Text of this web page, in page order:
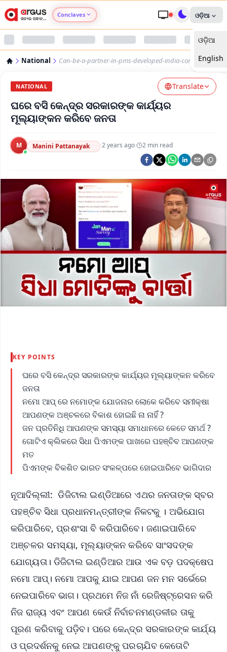
Conclaves
Argus Nari Shakti
Argus Health Connect
Argus Swaad Odisha
ଓଡ଼ିଆ
ଓଡ଼ିଆ
English
National Can-be-a-partner-in-pms-developed-india-concept
NATIONAL Translate
ଘରେ ବସି କେନ୍ଦ୍ର ସରକାରଙ୍କ କାର୍ଯ୍ୟର
ମୂଲ୍ୟାଙ୍କନ କରିବେ ଜନତା
M Manini Pattanayak ·2 years ago· 2 min read
KEY POINTS
ଘରେ ବସି କେନ୍ଦ୍ର ସରକାରଙ୍କ କାର୍ଯ୍ୟର ମୂଲ୍ୟାଙ୍କନ କରିବେ
ଜନତା
ନମୋ ଆପ୍ ରେ ନମୋଙ୍କ ଯୋଜନାର ଲୋକେ କରିବେ ସମୀକ୍ଷା
ଆପଣଙ୍କ ଅଞ୍ଚଳରେ ବିକାଶ ହୋଇଛି ନା ନାହିଁ ?
ଜନ ପ୍ରତିନିଧି ଆପଣଙ୍କ ସମସ୍ୟା ସମାଧାନରେ କେତେ ସମର୍ଥ ?
ଗୋଟିଏ କ୍ଲିକରେ ସିଧା ପିଏମଙ୍କ ପାଖରେ ପହଞ୍ଚିବ ଆପଣଙ୍କ
ମତ
ପିଏମଙ୍କ ବିକଶିତ ଭାରତ ସଂକଳ୍ପରେ ହୋଇପାରିବେ ଭାଗିଦାର
ନୂଆଦିଲ୍ଲୀ: ଡିଜିଟାଲ ଇଣ୍ଡିଆରେ ଏଥର ଜନତାଙ୍କ ସ୍ବର
ପହଞ୍ଚିବ ସିଧା ପ୍ରଧାନମନ୍ତ୍ରୀଙ୍କ ନିକଟକୁ । ଅଭିଯୋଗ
କରିପାରିବେ, ପ୍ରଶଂସା ବି କରିପାରିବେ। ଜଣାଇପାରିବେ
ଅଞ୍ଚଳର ସମସ୍ୟା, ମୂଲ୍ୟାଙ୍କନ କରିବେ ସାଂସଦଙ୍କ
ଯୋଗ୍ୟତା। ଡିଜିଟାଲ ଇଣ୍ଡିଆର ଆଉ ଏକ ବଡ଼ ପଦକ୍ଷେପ
ନମୋ ଆପ୍। ନମୋ ଆପକୁ ଯାଇ ଆପଣ ଜନ ମନ ସର୍ଭେରେ
ନେଇପାରିବେ ଭାଗ। ପ୍ରଥମେ ନିଜ ନାଁ ରେଜିଷ୍ଟ୍ରେସନ କରି
ନିଜ ରାଜ୍ୟ ଏବଂ ଆପଣ କେଉଁ ନିର୍ବାଚନମଣ୍ଡଳୀର ତାକୁ
ପୂରଣ କରିବାକୁ ପଡ଼ିବ। ପରେ କେନ୍ଦ୍ର ସରକାରଙ୍କ କାର୍ଯ୍ୟ
ଓ ପ୍ରଦର୍ଶନକୁ ନେଇ ଆପଣଙ୍କୁ ପରଚାଯିବ କେତୋଟି